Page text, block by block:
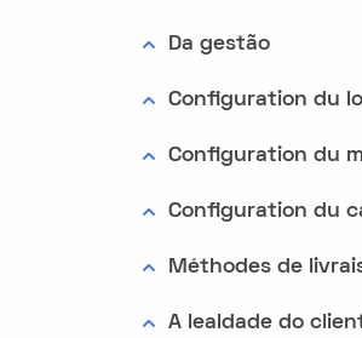
Da gestão
Configuration du
Configuration du
Configuration du
Méthodes de
A lealdade do